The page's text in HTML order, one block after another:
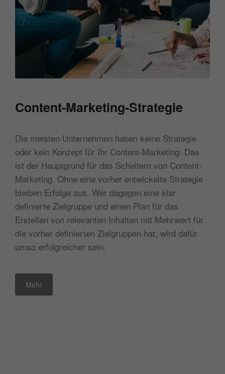
Content-Marketing-Strategie
Die meisten Unternehmen haben keine Strategie
oder kein Konzept für Ihr Content-Marketing. Das
ist der Hauptgrund für das Scheitern von Content-
Marketing. Ohne eine vorher entwickelte Strategie
bleiben Erfolge aus. Wer dagegen eine klar
definierte Zielgruppe und einen Plan für das
Erstellen von relevanten Inhalten mit Mehrwert für
die vorher definierten Zielgruppen hat, wird dafür
umso erfolgreicher sein.
Mehr